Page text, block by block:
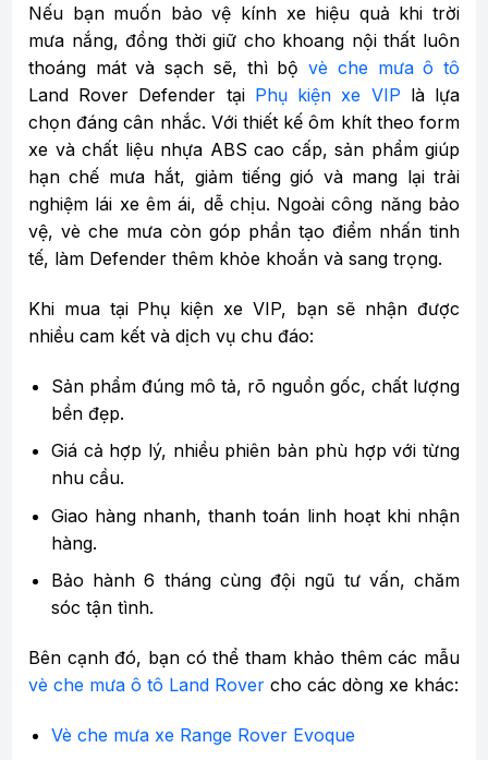
Nếu bạn muốn bảo vệ kính xe hiệu quả khi trời
mưa nắng, đồng thời giữ cho khoang nội thất luôn
thoáng mát và sạch sẽ, thì bộvè che mưa ô tô
Land Rover Defender tại Phụ kiện xe VIP là lựa
chọn đáng cân nhắc. Với thiết kế ôm khít theo form
xe và chất liệu nhựa ABS cao cấp, sản phẩm giúp
hạn chế mưa hắt, giảm tiếng gió và mang lại trải
nghiệm lái xe êm ái, dễ chịu. Ngoài công năng bảo
vệ, vè che mưa còn góp phần tạo điểm nhấn tinh
tế, làm Defender thêm khỏe khoắn và sang trọng.
Khi mua tại Phụ kiện xe VIP, bạn sẽ nhận được
nhiều cam kết và dịch vụ chu đáo:
Sản phẩm đúng mô tả, rõ nguồn gốc, chất lượng
bền đẹp.
Giá cả hợp lý, nhiều phiên bản phù hợp với từng
nhu cầu.
Giao hàng nhanh, thanh toán linh hoạt khi nhận
hàng.
Bảo hành 6 tháng cùng đội ngũ tư vấn, chăm
sóc tận tình.
Bên cạnh đó, bạn có thể tham khảo thêm các mẫu
vè che mưa ô tô Land Rover cho các dòng xe khác:
Vè che mưa xe Range Rover Evoque